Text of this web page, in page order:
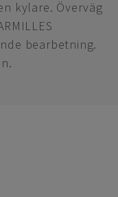
kylare. Överväg
bearbetning.